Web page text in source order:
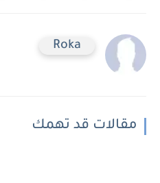
Roka
مقالات قد تهمك